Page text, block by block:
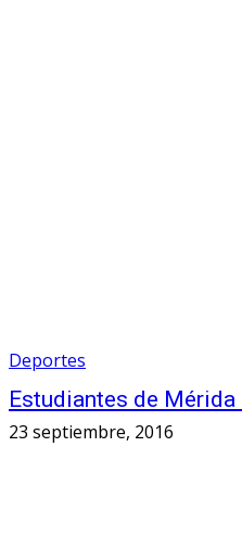
Deportes
Estudiantes de
23 septiembre, 2016